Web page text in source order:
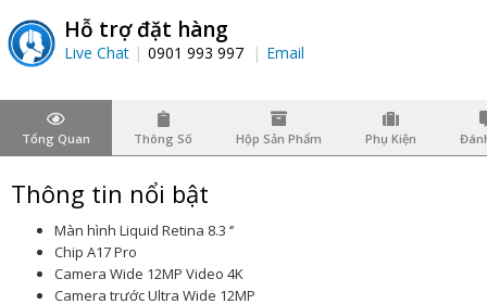
Hỗ trợ đặt hàng
Live Chat 0901 993 997 Email
Tổng Quan Thông Số Hộp Sản Phẩm Phụ Kiện
Thông tin nổi bật
Màn hình Liquid Retina 8.3 ‘’
Chip A17 Pro
Camera Wide 12MP Video 4K
Camera trước Ultra Wide 12MP